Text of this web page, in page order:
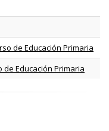
de Educación Primaria
de Educación Primaria